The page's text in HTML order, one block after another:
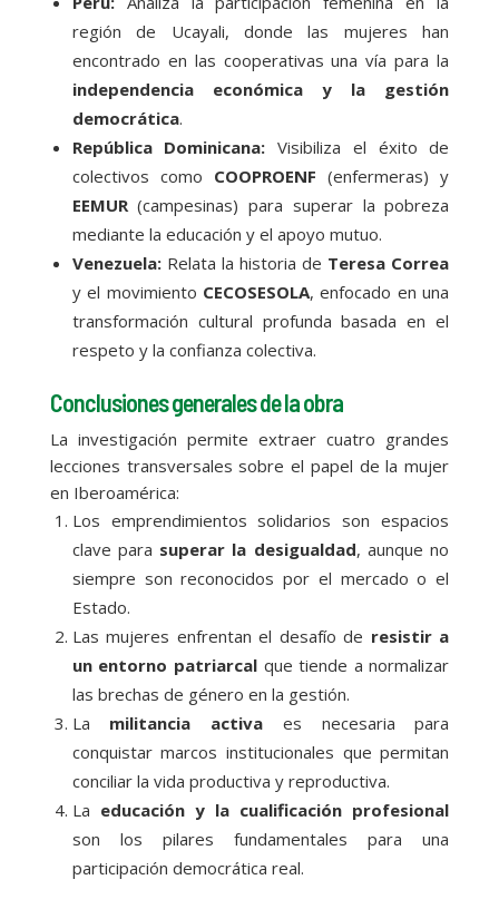
región de Ucayali, donde las mujeres han
encontrado en las cooperativas una vía para la
independencia económica y la gestión
democrática.
República Dominicana: Visibiliza el éxito de
colectivos como COOPROENF (enfermeras) y
EEMUR(campesinas) para superar la pobreza
mediante la educación y el apoyo mutuo.
Venezuela:Relata la historia de Teresa Correa
y el movimiento CECOSESOLA, enfocado en una
transformación cultural profunda basada en el
respeto y la confianza colectiva.
Conclusiones generales de la obra
La investigación permite extraer cuatro grandes
lecciones transversales sobre el papel de la mujer
en Iberoamérica:
Los emprendimientos solidarios son espacios
clave para superar la desigualdad, aunque no
siempre son reconocidos por el mercado o el
Estado.
Las mujeres enfrentan el desafío de resistir a
un entorno patriarcalque tiende a normalizar
las brechas de género en la gestión.
La militancia activa es necesaria para
conquistar marcos institucionales que permitan
conciliar la vida productiva y reproductiva.
La educación y la cualificación profesional
son los pilares fundamentales para una
participación democrática real.